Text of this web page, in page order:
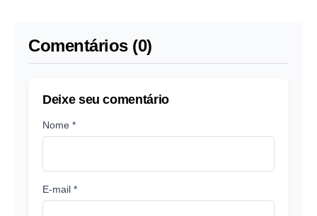
Comentários (0)
Deixe seu comentário
Nome *
E-mail *